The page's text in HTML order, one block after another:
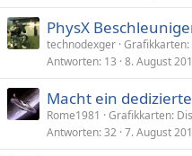
PhysX
technodexger
Antworten 13 8. August
Macht ein
Rome1981
Grafikkarten:
Antworten 32 7. August